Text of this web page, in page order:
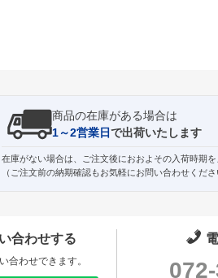
商品の在庫がある場合は
1～2営業日で出荷いたします
在庫がない場合は、ご注文後におおよその入荷時期を
（ご注文前の納期確認もお気軽にお問い合わせくださ
合わせする
合わせできます。